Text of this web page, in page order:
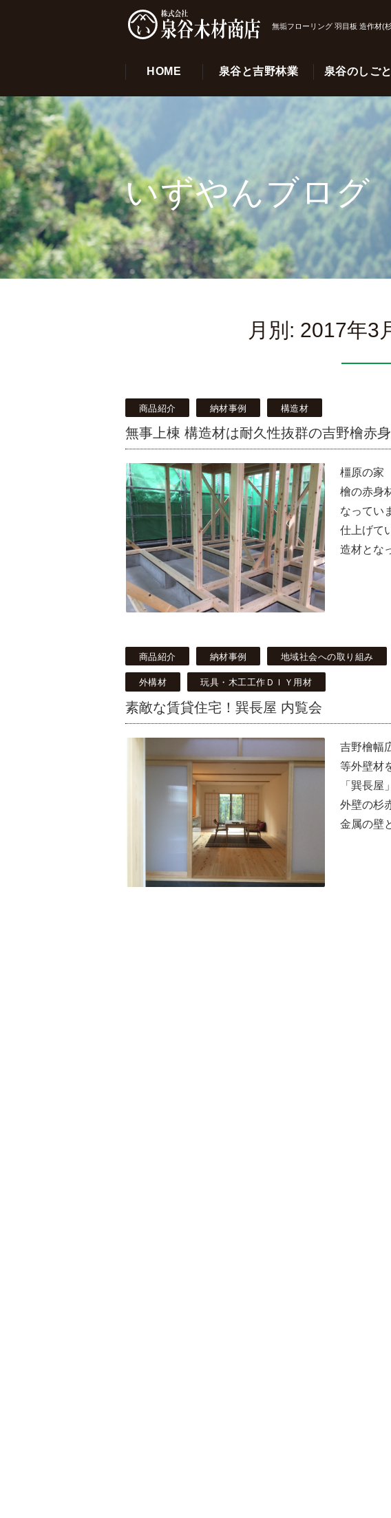
無垢フローリング 羽目板 造作材(
HOME 泉谷と吉野林業 泉谷のしごと
いずやんブログ
月別: 2017年3
商品紹介 納材事例 構造材
無事上棟 構造材は耐久性抜群の吉野檜赤
橿原の家
檜の赤身
なってい
仕上げて
造材とな
商品紹介 納材事例 地域社会への取り組み
外構材 玩具・木工工作ＤＩＹ用材
素敵な賃貸住宅！巽長屋 内覧会
吉野檜幅
等外壁材
「巽長屋
外壁の杉
金属の壁